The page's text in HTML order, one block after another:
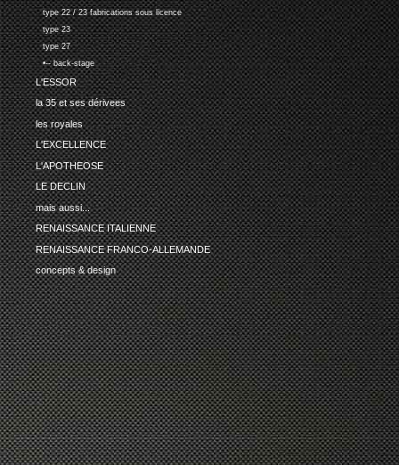
type 22 / 23 fabrications sous licence
type 23
type 27
•-- back-stage
L'ESSOR
la 35 et ses dérivees
les royales
L'EXCELLENCE
L'APOTHEOSE
LE DECLIN
mais aussi...
RENAISSANCE ITALIENNE
RENAISSANCE FRANCO-ALLEMANDE
concepts & design